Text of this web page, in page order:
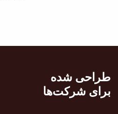
طراحی شده
برای شرکت‌ها